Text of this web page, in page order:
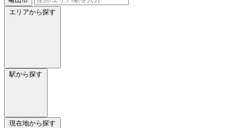
エリアから探す
駅から探す
現在地から探す